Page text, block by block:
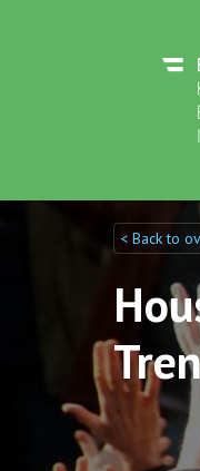
< Back to